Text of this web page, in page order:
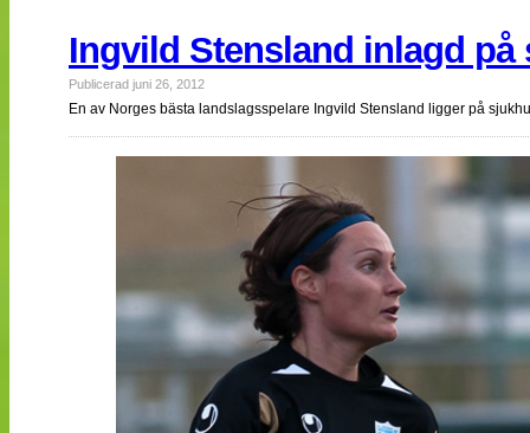
Ingvild Stensland inlagd på
Publicerad juni 26, 2012
En av Norges bästa landslagsspelare Ingvild Stensland ligger på